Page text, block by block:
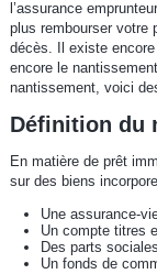
l’assurance
plus rembourser votre
décès. Il existe encore
encore le
nantissement, voici
Définition du
En matière de prêt
sur des biens
Une assurance-
Un compte titres
Des parts sociales
Un fonds de